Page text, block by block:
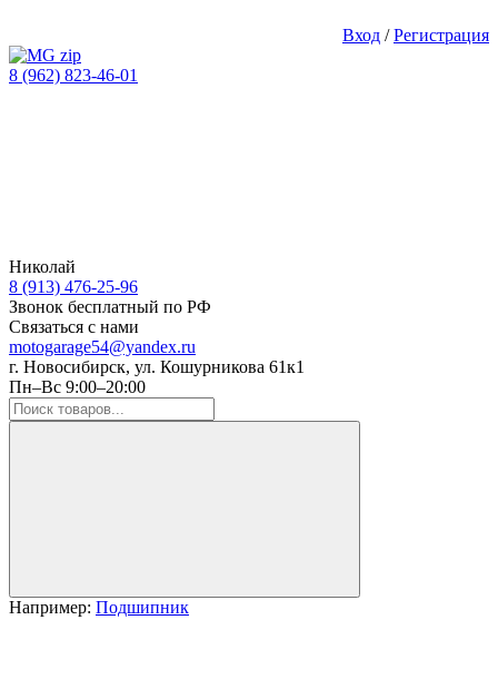
Вход /Регистрация
8 (962) 823-46-01
Николай
8 (913) 476-25-96
Звонок бесплатный по РФ
Связаться с нами
motogarage54@yandex.ru
г. Новосибирск, ул. Кошурникова 61к1
Пн–Вс 9:00–20:00
Например: Подшипник